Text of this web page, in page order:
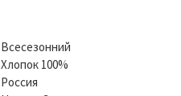
Всесезонний
Хлопок 100%
Россия